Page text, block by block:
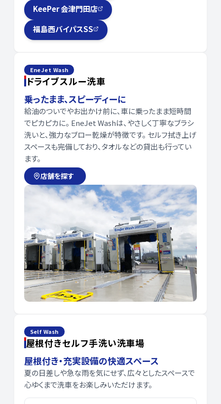
KeePer 会津門田店
福島西バイパスSS
EneJet Wash
ドライブスルー洗車
乗ったまま、スピーディーに
給油のついでやお出かけ前に、車に乗ったまま短時間
でピカピカに。 EneJet Washは、やさしく丁寧なブラシ
洗いと、強力なブロー乾燥が特徴です。 セルフ拭き上げ
スペースも完備しており、タオルなどの貸出も行ってい
ます。
店舗を探す
Self Wash
屋根付きセルフ手洗い洗車場
屋根付き・充実設備の快適スペース
夏の日差しや急な雨を気にせず、広々としたスペースで
心ゆくまで洗車をお楽しみいただけます。